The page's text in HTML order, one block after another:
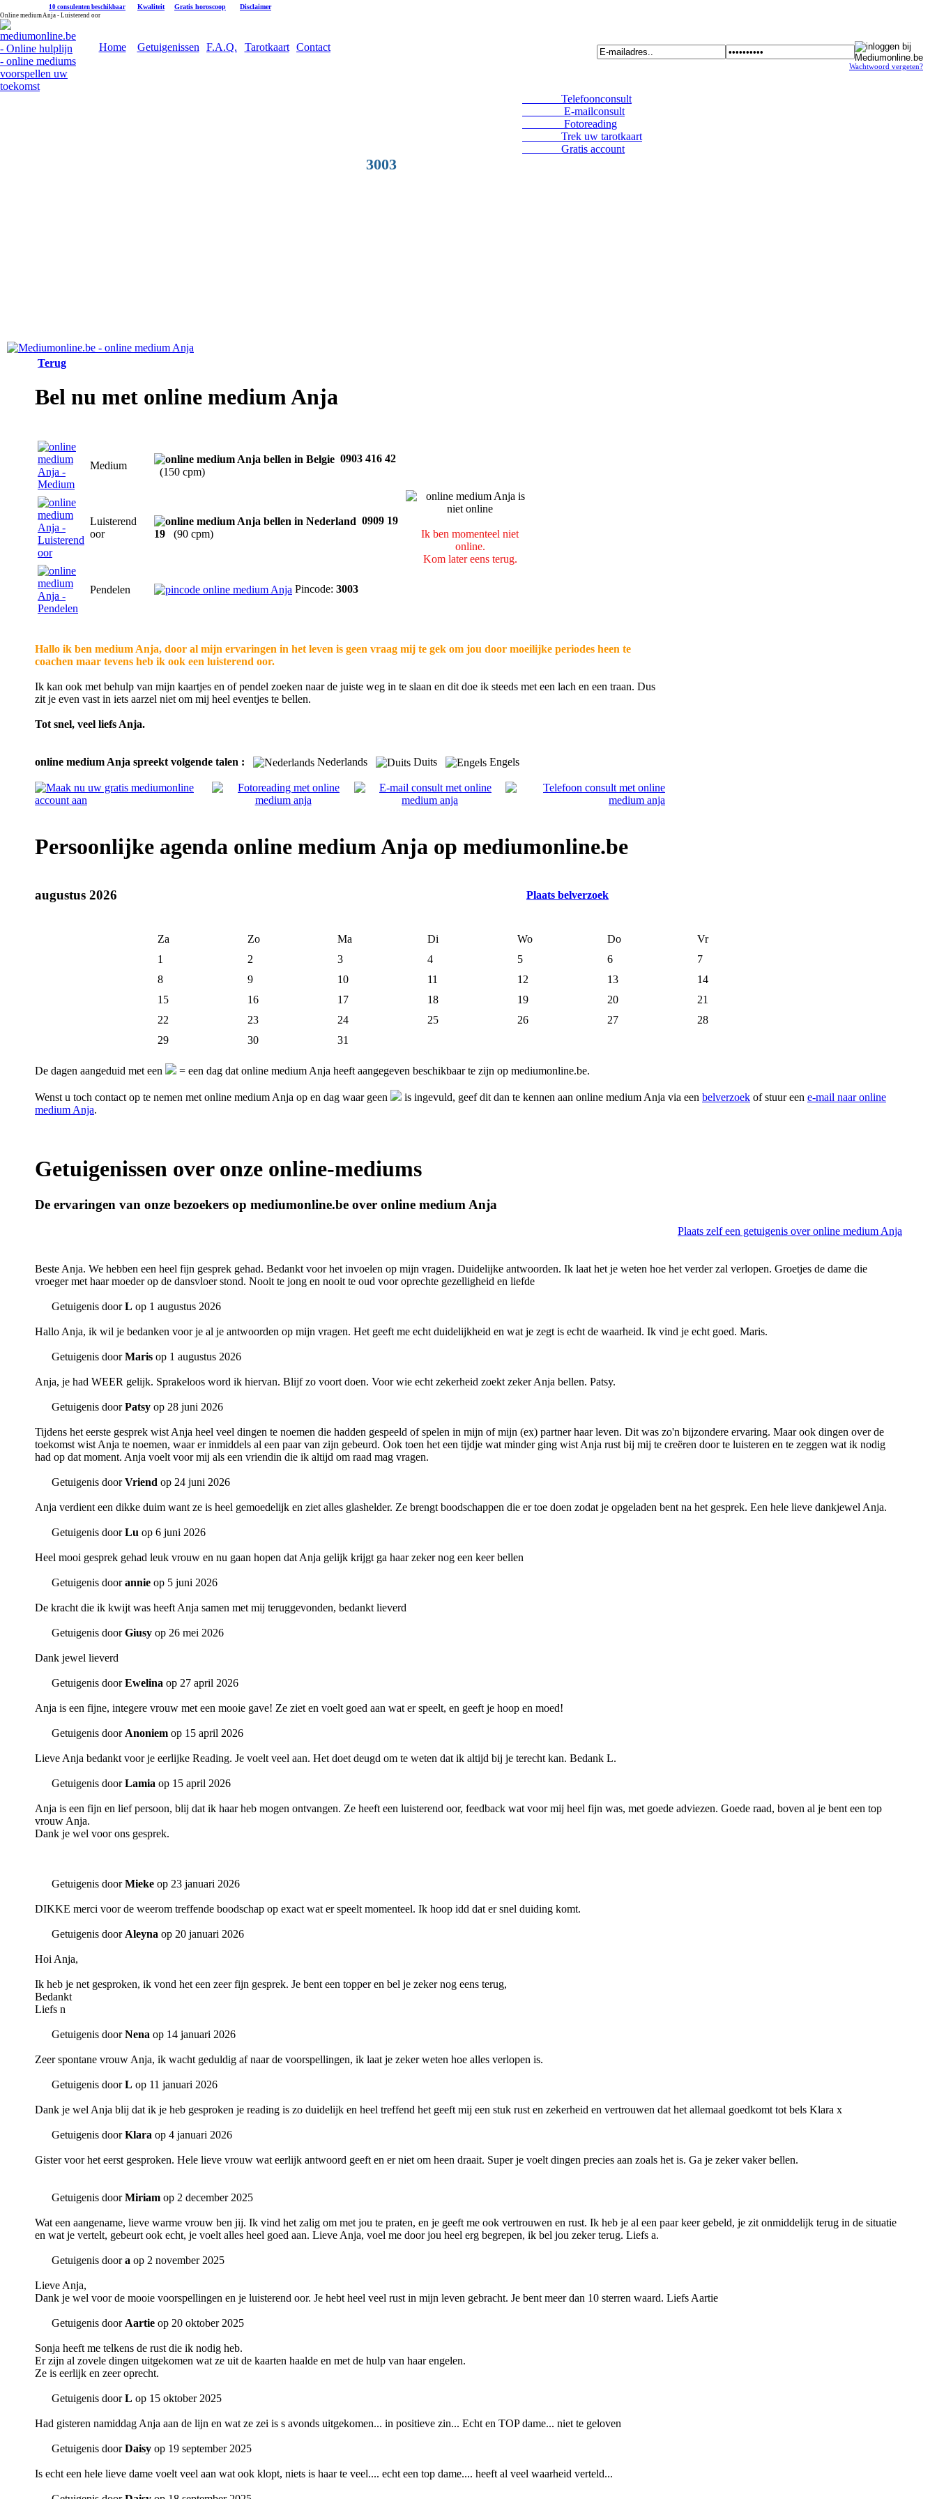
10 consulenten beschikbaar Kwaliteit Gratis horoscoop Disclaimer
Online medium Anja - Luisterend oor
Home Getuigenissen F.A.Q. Tarotkaart Contact
Wachtwoord vergeten?
3003
Telefoonconsult
E-mailconsult
Fotoreading
Trek uw tarotkaart
Gratis account
Terug
Bel nu met online medium Anja
Medium
0903 416 42
(150 cpm)
Ik ben momenteel niet
online.
Kom later eens terug.
Luisterend
oor
0909 19
19
(90 cpm)
Pendelen Pincode: 3003
Hallo ik ben medium Anja, door al mijn ervaringen in het leven is geen vraag mij te gek om jou door moeilijke periodes heen te
coachen maar tevens heb ik ook een luisterend oor.
Ik kan ook met behulp van mijn kaartjes en of pendel zoeken naar de juiste weg in te slaan en dit doe ik steeds met een lach en een traan. Dus
zit je even vast in iets aarzel niet om mij heel eventjes te bellen.
Tot snel, veel liefs Anja.
online medium Anja spreekt volgende talen : Nederlands Duits Engels
Persoonlijke agenda online medium Anja op mediumonline.be
augustus 2026 Plaats belverzoek
Za Zo Ma Di Wo Do
Vr
1
2 3 4 5 6
7
8
9 10 11 12 13
14
15
16 17 18 19 20
21
22
23 24 25 26 27
28
29
30 31
De dagen aangeduid met een = een dag dat online medium Anja heeft aangegeven beschikbaar te zijn op mediumonline.be.
Wenst u toch contact op te nemen met online medium Anja op en dag waar geen is ingevuld, geef dit dan te kennen aan online medium Anja via een belverzoek of stuur een e-mail naar online
medium Anja.
Getuigenissen over onze online-mediums
De ervaringen van onze bezoekers op mediumonline.be over online medium Anja
Plaats zelf een getuigenis over online medium Anja
Beste Anja. We hebben een heel fijn gesprek gehad. Bedankt voor het invoelen op mijn vragen. Duidelijke antwoorden. Ik laat het je weten hoe het verder zal verlopen. Groetjes de dame die
vroeger met haar moeder op de dansvloer stond. Nooit te jong en nooit te oud voor oprechte gezelligheid en liefde
Getuigenis doorL op 1 augustus 2026
Hallo Anja, ik wil je bedanken voor je al je antwoorden op mijn vragen. Het geeft me echt duidelijkheid en wat je zegt is echt de waarheid. Ik vind je echt goed. Maris.
Getuigenis doorMaris op 1 augustus 2026
Anja, je had WEER gelijk. Sprakeloos word ik hiervan. Blijf zo voort doen. Voor wie echt zekerheid zoekt zeker Anja bellen. Patsy.
Getuigenis doorPatsy op 28 juni 2026
Tijdens het eerste gesprek wist Anja heel veel dingen te noemen die hadden gespeeld of spelen in mijn of mijn (ex) partner haar leven. Dit was zo'n bijzondere ervaring. Maar ook dingen over de
toekomst wist Anja te noemen, waar er inmiddels al een paar van zijn gebeurd. Ook toen het een tijdje wat minder ging wist Anja rust bij mij te creëren door te luisteren en te zeggen wat ik nodig
had op dat moment. Anja voelt voor mij als een vriendin die ik altijd om raad mag vragen.
Getuigenis doorVriend op 24 juni 2026
Anja verdient een dikke duim want ze is heel gemoedelijk en ziet alles glashelder. Ze brengt boodschappen die er toe doen zodat je opgeladen bent na het gesprek. Een hele lieve dankjewel Anja.
Getuigenis doorLu op 6 juni 2026
Heel mooi gesprek gehad leuk vrouw en nu gaan hopen dat Anja gelijk krijgt ga haar zeker nog een keer bellen
Getuigenis doorannie op 5 juni 2026
De kracht die ik kwijt was heeft Anja samen met mij teruggevonden, bedankt lieverd
Getuigenis doorGiusy op 26 mei 2026
Dank jewel lieverd
Getuigenis doorEwelina op 27 april 2026
Anja is een fijne, integere vrouw met een mooie gave! Ze ziet en voelt goed aan wat er speelt, en geeft je hoop en moed!
Getuigenis door Anoniem op 15 april 2026
Lieve Anja bedankt voor je eerlijke Reading. Je voelt veel aan. Het doet deugd om te weten dat ik altijd bij je terecht kan. Bedank L.
Getuigenis doorLamia op 15 april 2026
Anja is een fijn en lief persoon, blij dat ik haar heb mogen ontvangen. Ze heeft een luisterend oor, feedback wat voor mij heel fijn was, met goede adviezen. Goede raad, boven al je bent een top
vrouw Anja.
Dank je wel voor ons gesprek.
Getuigenis doorMieke op 23 januari 2026
DIKKE merci voor de weerom treffende boodschap op exact wat er speelt momenteel. Ik hoop idd dat er snel duiding komt.
Getuigenis door Aleyna op 20 januari 2026
Hoi Anja,
Ik heb je net gesproken, ik vond het een zeer fijn gesprek. Je bent een topper en bel je zeker nog eens terug,
Bedankt
Liefs n
Getuigenis doorNena op 14 januari 2026
Zeer spontane vrouw Anja, ik wacht geduldig af naar de voorspellingen, ik laat je zeker weten hoe alles verlopen is.
Getuigenis doorL op 11 januari 2026
Dank je wel Anja blij dat ik je heb gesproken je reading is zo duidelijk en heel treffend het geeft mij een stuk rust en zekerheid en vertrouwen dat het allemaal goedkomt tot bels Klara x
Getuigenis doorKlara op 4 januari 2026
Gister voor het eerst gesproken. Hele lieve vrouw wat eerlijk antwoord geeft en er niet om heen draait. Super je voelt dingen precies aan zoals het is. Ga je zeker vaker bellen.
Getuigenis doorMiriam op 2 december 2025
Wat een aangename, lieve warme vrouw ben jij. Ik vind het zalig om met jou te praten, en je geeft me ook vertrouwen en rust. Ik heb je al een paar keer gebeld, je zit onmiddelijk terug in de situatie
en wat je vertelt, gebeurt ook echt, je voelt alles heel goed aan. Lieve Anja, voel me door jou heel erg begrepen, ik bel jou zeker terug. Liefs a.
Getuigenis doora op 2 november 2025
Lieve Anja,
Dank je wel voor de mooie voorspellingen en je luisterend oor. Je hebt heel veel rust in mijn leven gebracht. Je bent meer dan 10 sterren waard. Liefs Aartie
Getuigenis door Aartie op 20 oktober 2025
Sonja heeft me telkens de rust die ik nodig heb.
Er zijn al zovele dingen uitgekomen wat ze uit de kaarten haalde en met de hulp van haar engelen.
Ze is eerlijk en zeer oprecht.
Getuigenis doorL op 15 oktober 2025
Had gisteren namiddag Anja aan de lijn en wat ze zei is s avonds uitgekomen... in positieve zin... Echt en TOP dame... niet te geloven
Getuigenis doorDaisy op 19 september 2025
Is echt een hele lieve dame voelt veel aan wat ook klopt, niets is haar te veel.... echt een top dame.... heeft al veel waarheid verteld...